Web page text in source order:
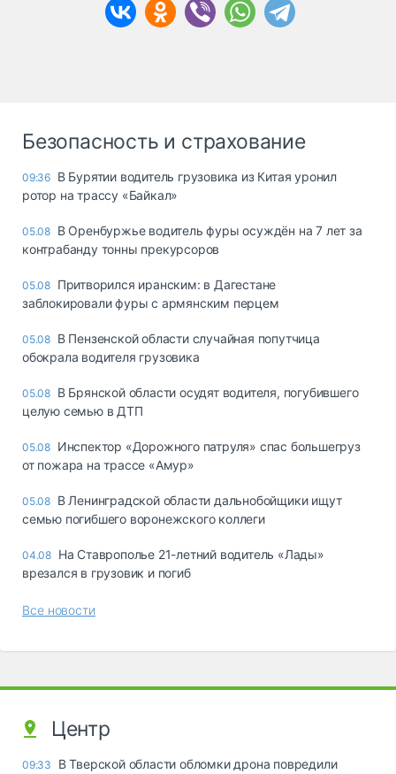
Безопасность и страхование
09:36 В Бурятии водитель грузовика из Китая уронил
ротор на трассу «Байкал»
05.08 В Оренбуржье водитель фуры осуждён на 7 лет за
контрабанду тонны прекурсоров
05.08 Притворился иранским: в Дагестане
заблокировали фуры с армянским перцем
05.08 В Пензенской области случайная попутчица
обокрала водителя грузовика
05.08 В Брянской области осудят водителя, погубившего
целую семью в ДТП
05.08 Инспектор «Дорожного патруля» спас большегруз
от пожара на трассе «Амур»
05.08 В Ленинградской области дальнобойщики ищут
семью погибшего воронежского коллеги
04.08 На Ставрополье 21-летний водитель «Лады»
врезался в грузовик и погиб
Все новости
Центр
09:33
В Тверской области обломки дрона повредили